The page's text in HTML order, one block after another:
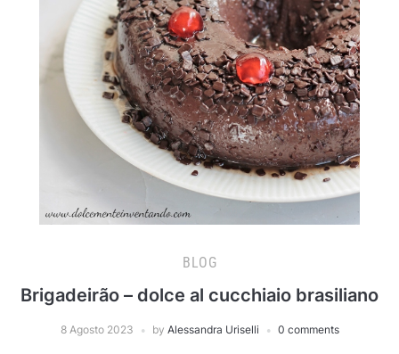
BLOG
Brigadeirão – dolce al cucchiaio brasiliano
8 Agosto 2023 by Alessandra Uriselli 0 comments